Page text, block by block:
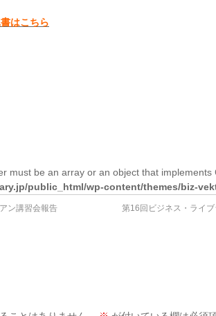
はこちら
must be an array or an object that implements
public_html/wp-content/themes/biz-
ン講習会報告
第16回ビジネス・ライ